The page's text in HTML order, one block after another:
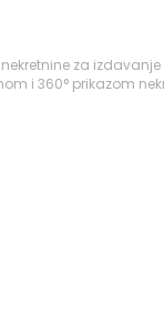
za
i 360° prikazom